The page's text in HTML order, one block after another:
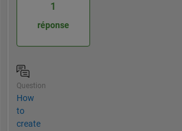
1
réponse
Question
How
to
create